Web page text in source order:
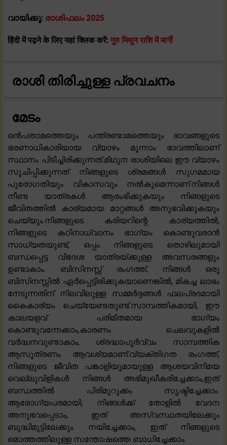
വായിക്കൂ: രാശിഫലം 2025
हिंदी में पढ़ने के लिए यहां क्लिक करें: गुरु मिथुन राशि में मार्गी
രാശി തിരിച്ചുള്ള പ്രവചനം
മേടം
ഒൻപതാമത്തെയും പന്ത്രണ്ടാമത്തെയും ഭാവങ്ങളുടെ
ഭരണാധികാരിയായ വ്യാഴം മൂന്നാം ഭാവത്തിലാണ്
സ്ഥാനം പിടിച്ചിരിക്കുന്നത്.മിഥുന രാശിയിലെ ഈ വ്യാഴം
സൂചിപ്പിക്കുന്നത് നിങ്ങളുടെ ശ്രമങ്ങൾ സുഗമമായ
പുരോഗതിയും വികാസവും നൽകുമെന്നാണ്.നിങ്ങൾ
നീണ്ട യാത്രകൾ ആരംഭിക്കുകയും നിങ്ങളുടെ
ജീവിതത്തിൽ കാര്യമായ മാറ്റങ്ങൾ അനുഭവിക്കുകയും
ചെയ്യും.നിങ്ങളുടെ കരിയറിന്റെ കാര്യത്തിൽ,
നിങ്ങളുടെ കഠിനാധ്വാനം ഭാഗ്യം കൊണ്ടുവരാൻ
സാധ്യതയുണ്ട്, ഒപ്പം നിങ്ങളുടെ തൊഴിലുമായി
ബന്ധപ്പെട്ട വിദേശ യാത്രയ്ക്കുള്ള അവസരങ്ങളും
ഉണ്ടാകാം. ബിസിനസ്സ് രംഗത്ത്, നിങ്ങൾ ഒരു
ബിസിനസ്സിൽ ഏർപ്പെട്ടിരിക്കുകയാണെങ്കിൽ, മികച്ച ലാഭം
നേടുന്നതിന് നിലവിലുള്ള സമ്മർദ്ദങ്ങൾ ഫലപ്രദമായി
കൈകാര്യം ചെയ്യേണ്ടതുണ്ട്.സാമ്പത്തികമായി, ഈ
കാലയളവ് പരിമിതമായ ഭാഗ്യം
കൊണ്ടുവന്നേക്കാം,കാരണം ചെലവുകളിൽ
വർദ്ധനവുണ്ടാകാം, ശ്രദ്ധാപൂർവ്വം സാമ്പത്തിക
ആസൂത്രണം ആവശ്യമാണ്.വ്യക്തിഗത രംഗത്ത്,
നിങ്ങളുടെ ജീവിത പങ്കാളിയുമായുള്ള ആശയവിനിമയ
വെല്ലുവിളികൾ നിങ്ങൾ അഭിമുഖീകരിച്ചേക്കാം,ഇത്
ബന്ധത്തിൽ പിരിമുറുക്കം സൃഷ്ടിച്ചേക്കാം.
ആരോഗ്യപരമായി, നിങ്ങൾക്ക് തോളിൽ വേദന
അനുഭവപ്പെടാം, ഇത് അസ്വസ്ഥതയിലേക്കും
ബുദ്ധിമുട്ടിലേക്കും നയിച്ചേക്കാം, ഇത് നിങ്ങളുടെ
മൊത്തത്തിലുള്ള സന്തോഷത്തെ ബാധിച്ചേക്കാം.